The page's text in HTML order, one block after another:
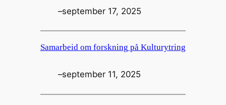
–september 17, 2025
Samarbeid om forskning på Kulturytring
–september 11, 2025